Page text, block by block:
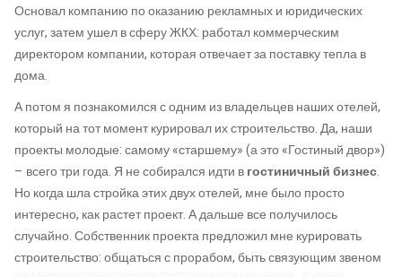
Основал компанию по оказанию рекламных и юридических
услуг, затем ушел в сферу ЖКХ: работал коммерческим
директором компании, которая отвечает за поставку тепла в
дома.
А потом я познакомился с одним из владельцев наших отелей,
который на тот момент курировал их строительство. Да, наши
проекты молодые: самому «старшему» (а это «Гостиный двор»)
– всего три года. Я не собирался идти вгостиничный бизнес.
Но когда шла стройка этих двух отелей, мне было просто
интересно, как растет проект. А дальше все получилось
случайно. Собственник проекта предложил мне курировать
строительство: общаться с прорабом, быть связующим звеном